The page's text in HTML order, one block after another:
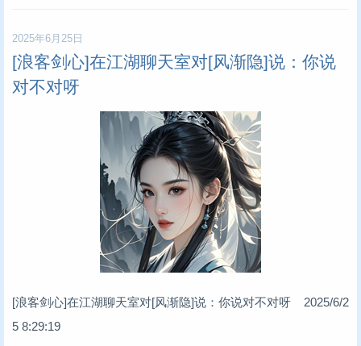
2025年6月25日
[浪客剑心]在江湖聊天室对[风渐隐]说：你说
对不对呀
[浪客剑心]在江湖聊天室对[风渐隐]说：你说对不对呀 2025/6/2
5 8:29:19